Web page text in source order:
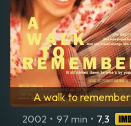
A walk to remember
2002 • 97 min • 7,3